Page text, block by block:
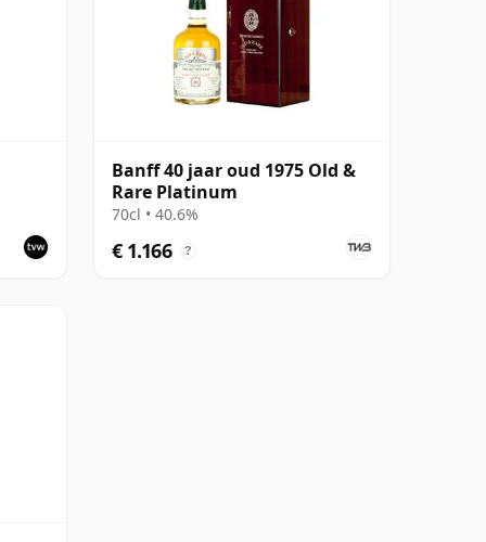
Banff 40 jaar oud 1975 Old &
Rare Platinum
70cl • 40.6%
€ 1.166 ?